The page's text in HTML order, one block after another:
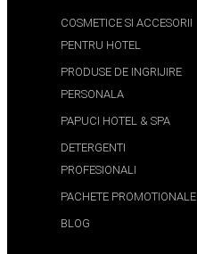
COSMETICE SI ACCESORII
PENTRU HOTEL
PRODUSE DE INGRIJIRE
PERSONALA
PAPUCI HOTEL & SPA
DETERGENTI
PROFESIONALI
PACHETE PROMOTIONALE
BLOG